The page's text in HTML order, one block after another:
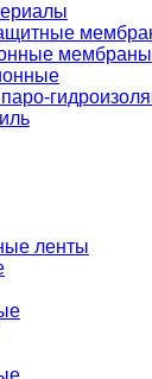
мембраны
ленты